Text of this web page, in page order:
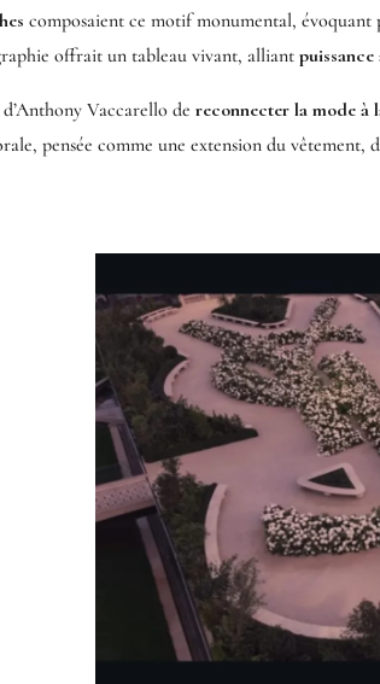
composaient ce motif monumental,
offrait un tableau vivant, alliant
Vaccarello de reconnecter la mode à
pensée comme une extension du